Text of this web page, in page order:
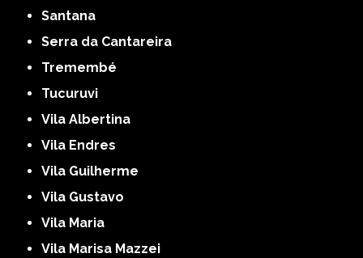
Santana
Serra da Cantareira
Tremembé
Tucuruvi
Vila Albertina
Vila Endres
Vila Guilherme
Vila Gustavo
Vila Maria
Vila Marisa Mazzei